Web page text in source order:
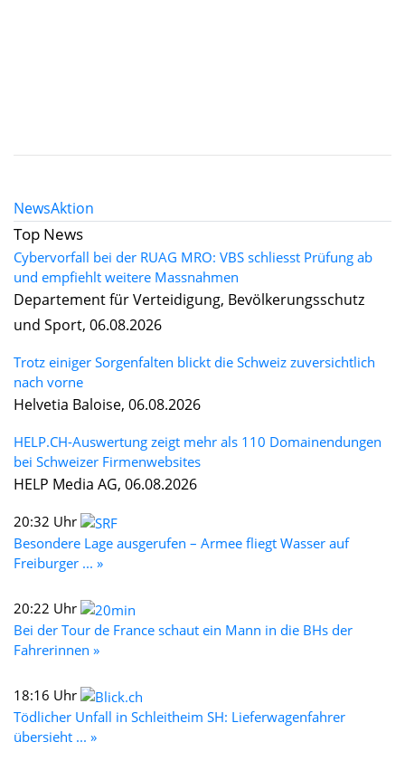
NewsAktion
Top News
Cybervorfall bei der RUAG MRO: VBS schliesst Prüfung ab
und empfiehlt weitere Massnahmen
Departement für Verteidigung, Bevölkerungsschutz
und Sport, 06.08.2026
Trotz einiger Sorgenfalten blickt die Schweiz zuversichtlich
nach vorne
Helvetia Baloise, 06.08.2026
HELP.CH-Auswertung zeigt mehr als 110 Domainendungen
bei Schweizer Firmenwebsites
HELP Media AG, 06.08.2026
20:32 Uhr
Besondere Lage ausgerufen – Armee fliegt Wasser auf
Freiburger ... »
20:22 Uhr
Bei der Tour de France schaut ein Mann in die BHs der
Fahrerinnen »
18:16 Uhr
Tödlicher Unfall in Schleitheim SH: Lieferwagenfahrer
übersieht ... »